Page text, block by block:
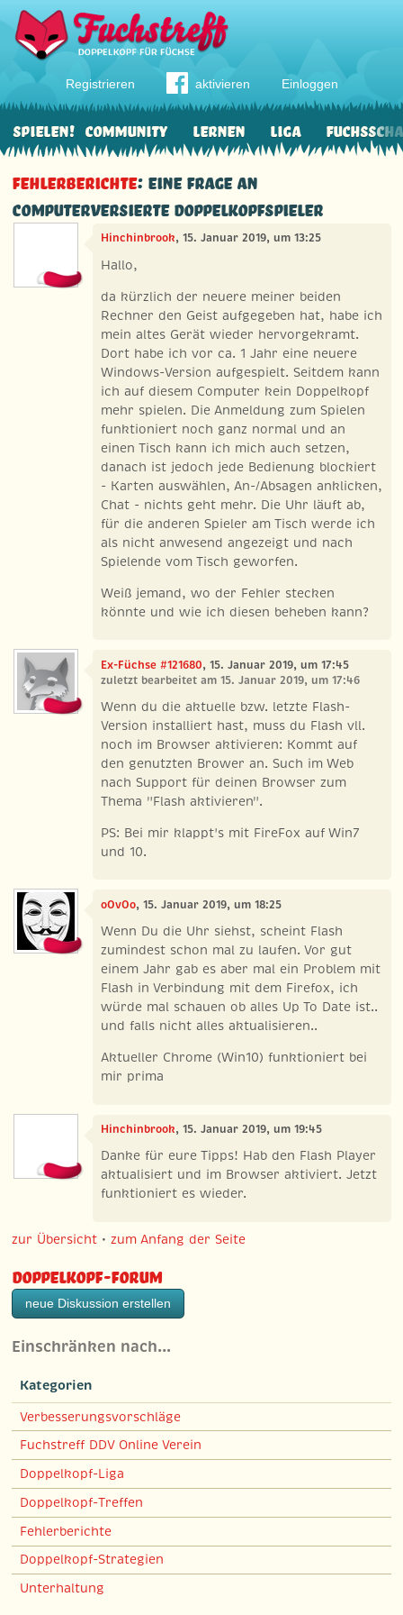
Registrieren aktivieren Einloggen
Community Lernen Liga
Spielen!
Fehlerberichte: Eine Frage an
computerversierte Doppelkopfspieler
Hinchinbrook, 15. Januar 2019, um 13:25
Hallo,
da kürzlich der neuere meiner beiden
Rechner den Geist aufgegeben hat, habe ich
mein altes Gerät wieder hervorgekramt.
Dort habe ich vor ca. 1 Jahr eine neuere
Windows-Version aufgespielt. Seitdem kann
ich auf diesem Computer kein Doppelkopf
mehr spielen. Die Anmeldung zum Spielen
funktioniert noch ganz normal und an
einen Tisch kann ich mich auch setzen,
danach ist jedoch jede Bedienung blockiert
- Karten auswählen, An-/Absagen anklicken,
Chat - nichts geht mehr. Die Uhr läuft ab,
für die anderen Spieler am Tisch werde ich
als nicht anwesend angezeigt und nach
Spielende vom Tisch geworfen.
Weiß jemand, wo der Fehler stecken
könnte und wie ich diesen beheben kann?
Ex-Füchse #121680, 15. Januar 2019, um 17:45
zuletzt bearbeitet am 15. Januar 2019, um 17:46
Wenn du die aktuelle bzw. letzte Flash-
Version installiert hast, muss du Flash vll.
noch im Browser aktivieren: Kommt auf
den genutzten Brower an. Such im Web
nach Support für deinen Browser zum
Thema "Flash aktivieren".
PS: Bei mir klappt's mit FireFox auf Win7
und 10.
oOvOo, 15. Januar 2019, um 18:25
Wenn Du die Uhr siehst, scheint Flash
zumindest schon mal zu laufen. Vor gut
einem Jahr gab es aber mal ein Problem mit
Flash in Verbindung mit dem Firefox, ich
würde mal schauen ob alles Up To Date ist..
und falls nicht alles aktualisieren..
Aktueller Chrome (Win10) funktioniert bei
mir prima
Hinchinbrook, 15. Januar 2019, um 19:45
Danke für eure Tipps! Hab den Flash Player
aktualisiert und im Browser aktiviert. Jetzt
funktioniert es wieder.
zur Übersicht •zum Anfang der Seite
Doppelkopf-Forum
neue Diskussion erstellen
Einschränken nach…
Kategorien
Verbesserungsvorschläge
Fuchstreff DDV Online Verein
Doppelkopf-Liga
Doppelkopf-Treffen
Fehlerberichte
Doppelkopf-Strategien
Unterhaltung